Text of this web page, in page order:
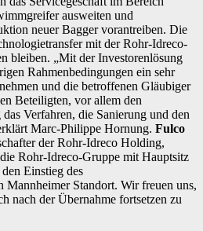
ausweiten und
neuer Bagger vorantreiben. Die
mit der Rohr-Idreco-
bleiben. „Mit der Investorenlösung
Rahmenbedingungen ein sehr
und die betroffenen Gläubiger
Beteiligten, vor allem den
Verfahren, die Sanierung und den
Marc-Philippe Hornung. Fulco
der Rohr-Idreco Holding,
Rohr-Idreco-Gruppe mit Hauptsitz
Einstieg des
Mannheimer Standort. Wir freuen uns,
nach der Übernahme fortsetzen zu